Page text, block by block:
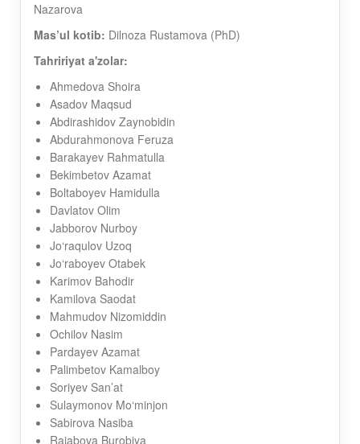
Nazarova
Mas’ul kotib: Dilnoza Rustamova (PhD)
Tahririyat a'zolar:
Ahmedova Shoira
Asadov Maqsud
Abdirashidov Zaynobidin
Abdurahmonova Feruza
Barakayev Rahmatulla
Bekimbetov Azamat
Boltaboyev Hamidulla
Davlatov Olim
Jabborov Nurboy
Jo‘raqulov Uzoq
Jo‘raboyev Otabek
Karimov Bahodir
Kamilova Saodat
Mahmudov Nizomiddin
Ochilov Nasim
Pardayev Azamat
Palimbetov Kamalboy
Soriyev San’at
Sulaymonov Mo‘minjon
Sabirova Nasiba
Rajabova Burobiya